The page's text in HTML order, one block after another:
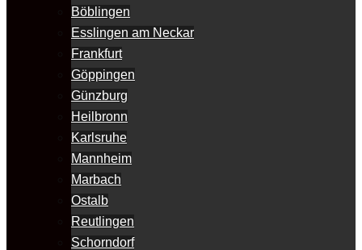
Böblingen
Esslingen am Neckar
Frankfurt
Göppingen
Günzburg
Heilbronn
Karlsruhe
Mannheim
Marbach
Ostalb
Reutlingen
Schorndorf